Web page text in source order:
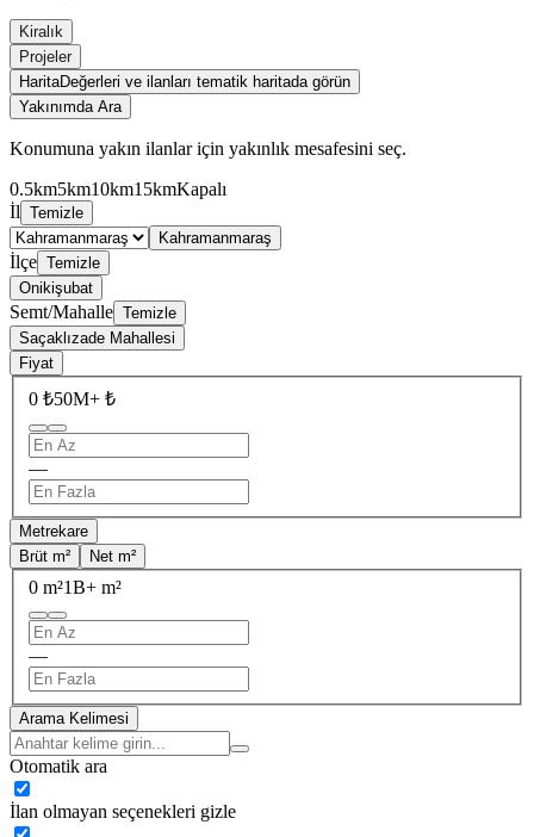
Kiralık
Projeler
HaritaDeğerleri ve ilanları tematik haritada görün
Yakınımda Ara
Konumuna yakın ilanlar için yakınlık mesafesini seç.
0.5km5km10km15kmKapalı
İl Temizle
Kahramanmaraş
İlçe Temizle
Onikişubat
Semt/Mahalle Temizle
Saçaklızade Mahallesi
Fiyat
0 ₺50M+ ₺
—
Metrekare
Brüt m²
Net m²
0 m²1B+ m²
—
Arama Kelimesi
Otomatik ara
İlan olmayan seçenekleri gizle